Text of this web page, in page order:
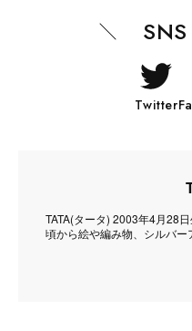
Twitter
TATA(タータ) 2003年4月28
頃から絵や編み物、シルバー